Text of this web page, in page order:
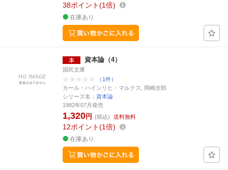
38ポイント 1倍
在庫あり
資本論（4）
国民文庫
（1件）
カール・ハインリヒ・マルクス, 岡崎次郎
シリーズ名： 資本論
1982年07月発売
1,320円 (税込) 送料無料
12ポイント 1倍
在庫あり